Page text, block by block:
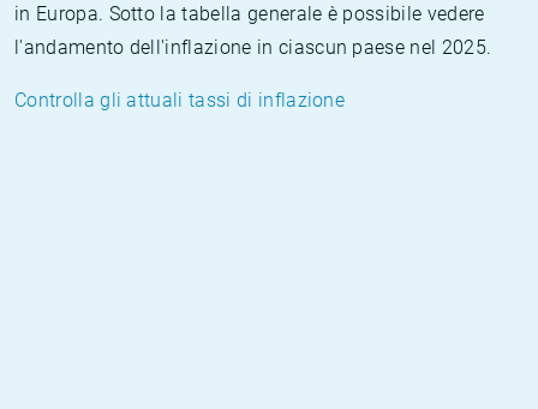
in Europa. Sotto la tabella generale è possibile vedere
l'andamento dell'inflazione in ciascun paese nel 2025.
Controlla gli attuali tassi di inflazione